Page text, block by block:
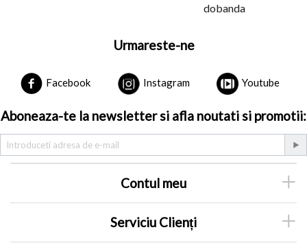
dobanda
Urmareste-ne
Facebook Instagram Youtube
Aboneaza-te la newsletter si afla noutati si promotii:
Contul meu
Serviciu Clienți